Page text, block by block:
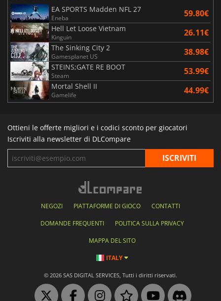
EA SPORTS Madden NFL 27
Eneba 59.80€
Hell Let Loose Vietnam
Kinguin 26.11€
The Sinking City 2
Gamesplanet US 38.98€
STEINS;GATE RE BOOT
Steam 53.99€
Mortal Shell II
Gamelife 44.99€
Ottieni le offerte migliori e i codici sconto per giocatori
Iscriviti alla newsletter di DLCompare
NEGOZI PIATTAFORME DI GIOCO CONTATTI
DOMANDE FREQUENTI POLITICA SULLA PRIVACY
MAPPA DEL SITO
ITALY
© 2026 SAS DIGITAL SERVICES, Tutti i diritti riservati.